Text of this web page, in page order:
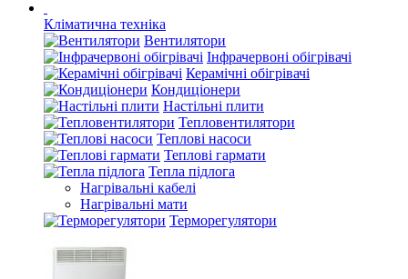
Кліматична техніка
Вентилятори
Інфрачервоні обігрівачі
Керамічні обігрівачі
Кондиціонери
Настільні плити
Тепловентилятори
Теплові насоси
Теплові гармати
Тепла підлога
Нагрівальні кабелі
Нагрівальні мати
Терморегулятори